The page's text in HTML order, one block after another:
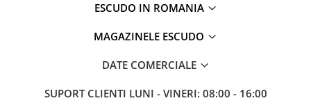
ESCUDO IN ROMANIA
MAGAZINELE ESCUDO
DATE COMERCIALE
SUPORT CLIENTI LUNI - VINERI: 08:00 - 16:00